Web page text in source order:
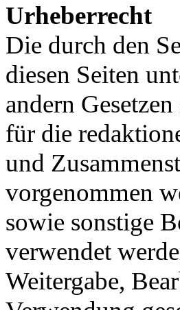
Urheberrecht
Die durch den
diesen Seiten
andern
für die
und
vorgenommen
sowie sonstige
verwendet
Weitergabe,